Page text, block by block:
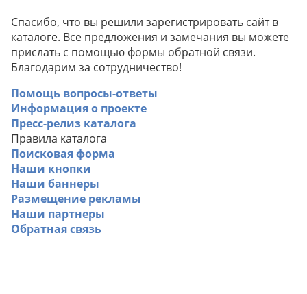
Спасибо, что вы решили зарегистрировать сайт в
каталоге. Все предложения и замечания вы можете
прислать с помощью формы обратной связи.
Благодарим за сотрудничество!
Помощь вопросы-ответы
Информация о проекте
Пресс-релиз каталога
Правила каталога
Поисковая форма
Наши кнопки
Наши баннеры
Размещение рекламы
Наши партнеры
Обратная связь